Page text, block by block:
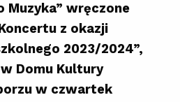
Muzyka” wręczone
z okazji
2023/2024”,
Domu Kultury
w czwartek